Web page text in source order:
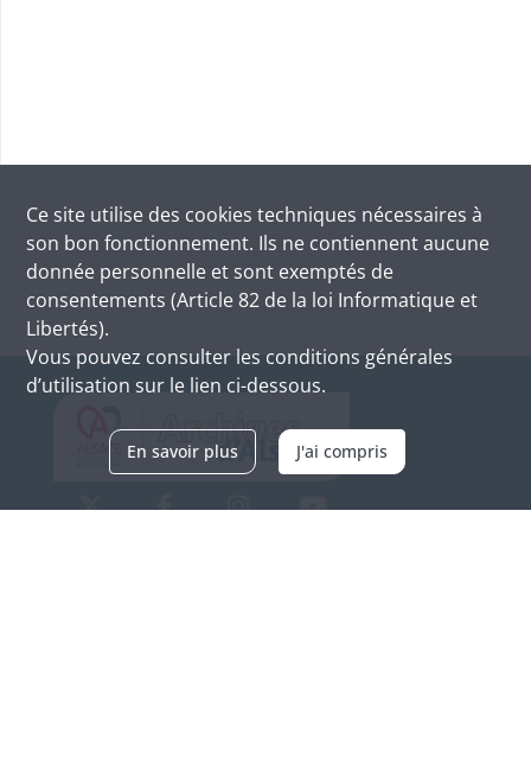
Ce site utilise des cookies techniques nécessaires à
son bon fonctionnement. Ils ne contiennent aucune
donnée personnelle et sont exemptés de
consentements (Article 82 de la loi Informatique et
Libertés).
Vous pouvez consulter les conditions générales
d’utilisation sur le lien ci-dessous.
En savoir plus J'ai compris